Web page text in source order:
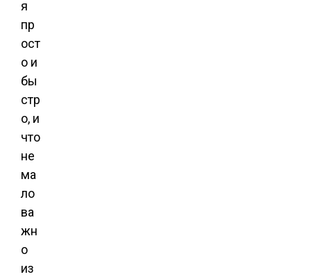
я
пр
ост
о и
бы
стр
о, и
что
не
ма
ло
ва
жн
о
из